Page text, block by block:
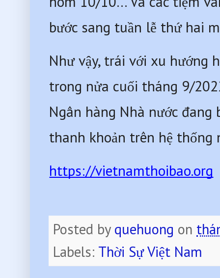
bước sang tuần lễ thứ hai
Như vậy, trái với xu hướng
trong nửa cuối tháng 9/
Ngân hàng Nhà nước
thanh khoản trên hệ thống
https://vietnamthoibao.org
Posted by quehuong on
Labels: Thời Sự Việt Nam